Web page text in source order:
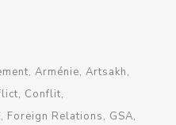
Arménie Artsakh
Conflit
Foreign Relations
GSA